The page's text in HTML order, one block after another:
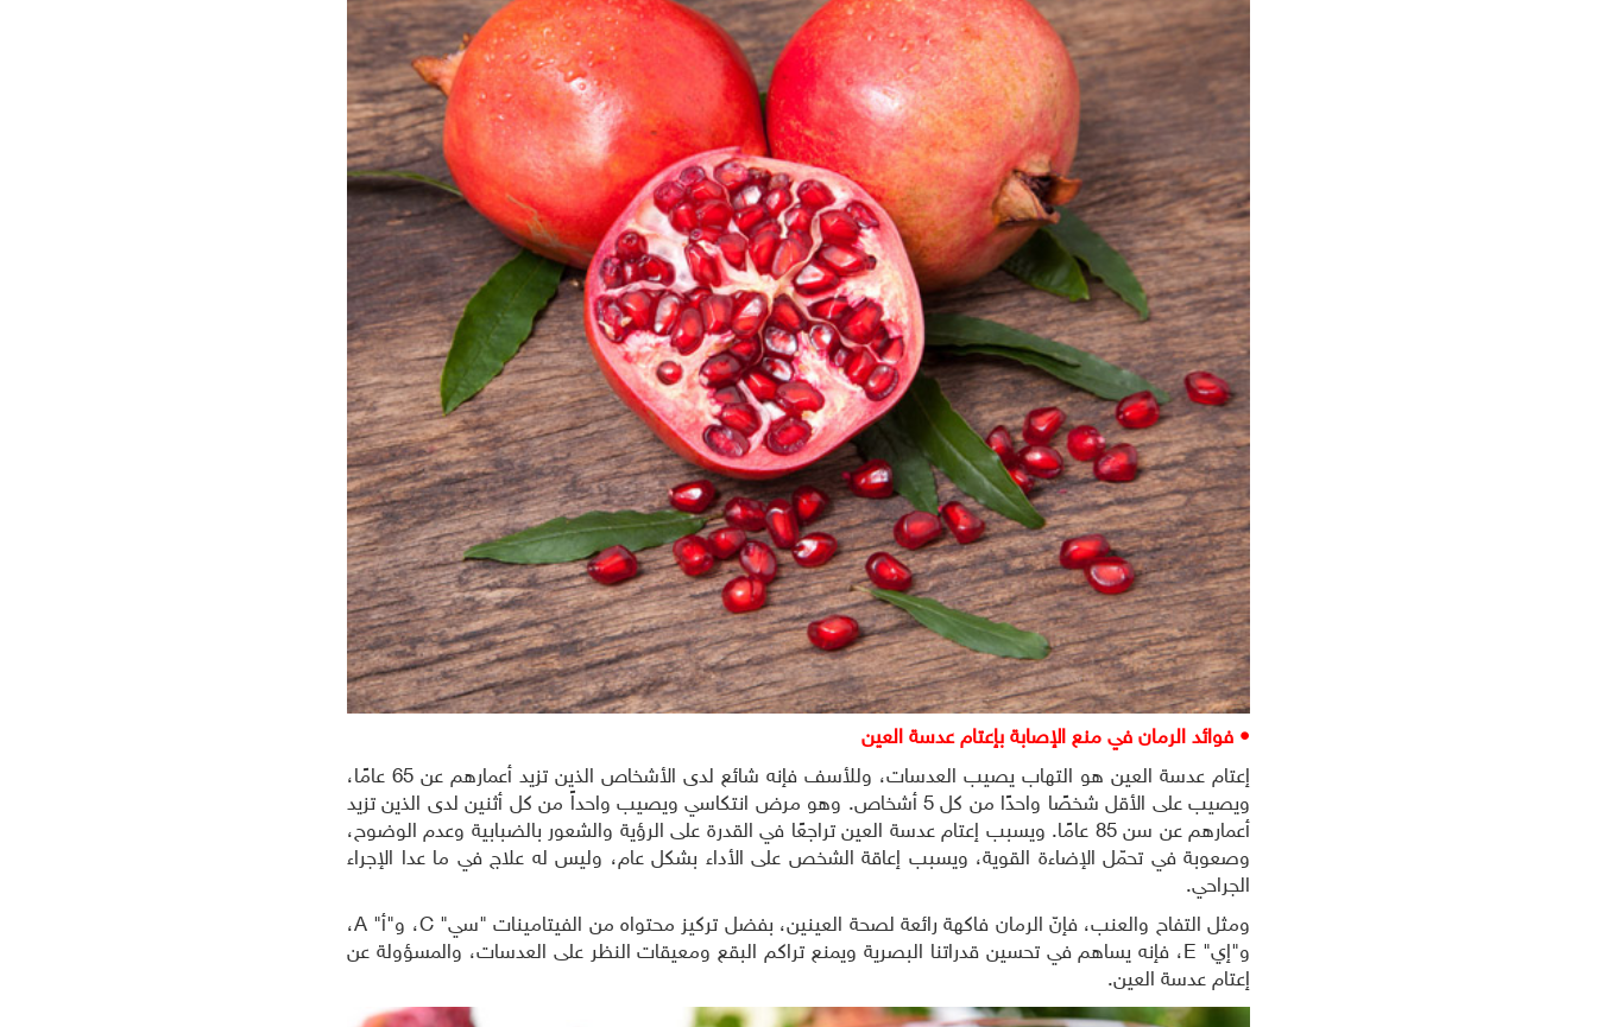
• فوائد الرمان في منع الإصابة بإعتام عدسة العين
إعتام عدسة العين هو التهاب يصيب العدسات، وللأسف فإنه شائع لدى الأشخاص الذين تزيد أعمارهم عن 65 عامًا،
ويصيب على الأقل شخصًا واحدًا من كل 5 أشخاص. وهو مرض انتكاسي ويصيب واحداً من كل أثنين لدى الذين تزيد
أعمارهم عن سن 85 عامًا. ويسبب إعتام عدسة العين تراجعًا في القدرة على الرؤية والشعور بالضبابية وعدم الوضوح،
وصعوبة في تحمّل الإضاءة القوية، ويسبب إعاقة الشخص على الأداء بشكل عام، وليس له علاج في ما عدا الإجراء
الجراحي.
ومثل التفاح والعنب، فإنّ الرمان فاكهة رائعة لصحة العينين، بفضل تركيز محتواه من الفيتامينات "سي" C، و"أ" A،
و"إي" E، فإنه يساهم في تحسين قدراتنا البصرية ويمنع تراكم البقع ومعيقات النظر على العدسات، والمسؤولة عن
إعتام عدسة العين.